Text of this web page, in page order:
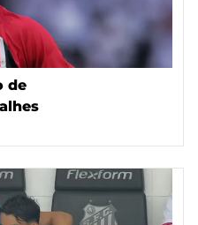
de